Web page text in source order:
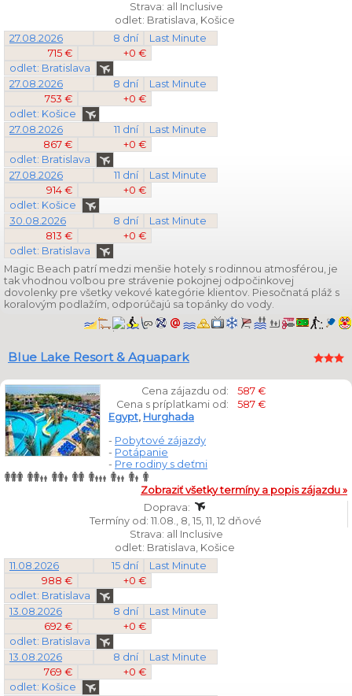
Strava: all Inclusive
odlet: Bratislava, Košice
27.08.2026
8 dní
Last Minute
715 €
+0 €
odlet: Bratislava
27.08.2026
8 dní
Last Minute
753 €
+0 €
odlet: Košice
27.08.2026
11 dní
Last Minute
867 €
+0 €
odlet: Bratislava
27.08.2026
11 dní
Last Minute
914 €
+0 €
odlet: Košice
30.08.2026
8 dní
Last Minute
813 €
+0 €
odlet: Bratislava
Magic Beach patrí medzi menšie hotely s rodinnou atmosférou, je
tak vhodnou voľbou pre strávenie pokojnej odpočinkovej
dovolenky pre všetky vekové kategórie klientov. Piesočnatá pláž s
koralovým podlažím, odporúčajú sa topánky do vody.
Blue Lake Resort & Aquapark
Cena zájazdu od:
587 €
Cena s príplatkami od:
587 €
Egypt, Hurghada
- Pobytové zájazdy
- Potápanie
- Pre rodiny s deťmi
Zobraziť všetky termíny a popis zájazdu »
Doprava:
Termíny od: 11.08., 8, 15, 11, 12 dňové
Strava: all Inclusive
odlet: Bratislava, Košice
11.08.2026
15 dní
Last Minute
988 €
+0 €
odlet: Bratislava
13.08.2026
8 dní
Last Minute
692 €
+0 €
odlet: Bratislava
13.08.2026
8 dní
Last Minute
769 €
+0 €
odlet: Košice